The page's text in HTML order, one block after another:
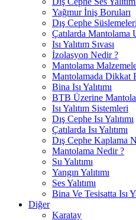
Yağmur İniş Boruları
Dış Cephe Süslemeleri
Çatılarda Mantolama
Isı Yalıtım Sıvası
İzolasyon Nedir ?
Mantolama
Mantolamada Dikkat
Bina Isı Yalıtımı
BTB Üzerine
Isı Yalıtım Sistemleri
Dış Cephe Isı Yalıtımı
Çatılarda Isı Yalıtımı
Dış Cephe Kaplama
Mantolama Nedir ?
Su Yalıtımı
Yangın Yalıtımı
Ses Yalıtımı
Bina Ve Tesisatta Isı
Diğer
Karatay